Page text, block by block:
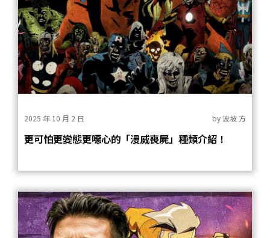
2025 年 10 月 2 日 by波坡 方
更可怕更變態更噁心的「漫威喪屍」種類介紹！